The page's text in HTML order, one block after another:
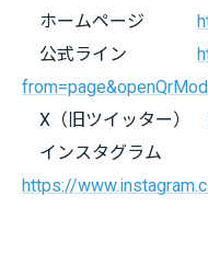
ホームページ
公式ライン
X（旧ツイッター）
インスタグラム
https://